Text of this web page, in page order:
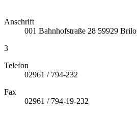
Anschrift
001 Bahnhofstraße 28 59929
3
Telefon
02961 / 794-232
Fax
02961 / 794-19-232